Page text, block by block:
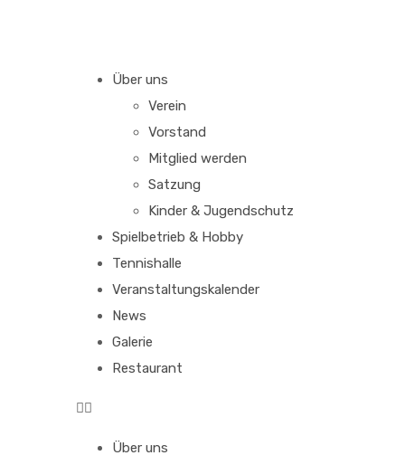
Über uns
Verein
Vorstand
Mitglied werden
Satzung
Kinder & Jugendschutz
Spielbetrieb & Hobby
Tennishalle
Veranstaltungskalender
News
Galerie
Restaurant
Über uns